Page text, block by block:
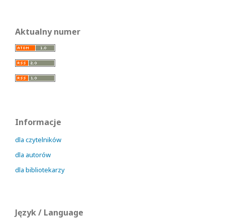
Aktualny numer
Informacje
dla czytelników
dla autorów
dla bibliotekarzy
Język / Language